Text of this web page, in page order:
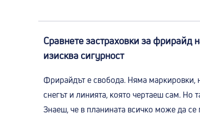
Сравнете застраховки за фрирайд
изисква сигурност
Фрирайдът е свобода. Няма маркировки,
снегът и линията, която чертаеш сам. Но
Знаеш, че в планината всичко може да